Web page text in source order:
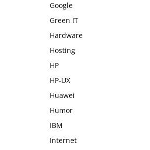
Google
Green IT
Hardware
Hosting
HP
HP-UX
Huawei
Humor
IBM
Internet